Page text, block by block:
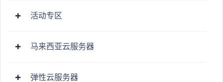
活动专区
马来西亚云服务器
弹性云服务器